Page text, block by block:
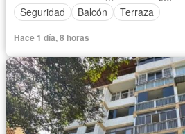
Seguridad
Balcón Terraza
Hace 1 día, 8 horas